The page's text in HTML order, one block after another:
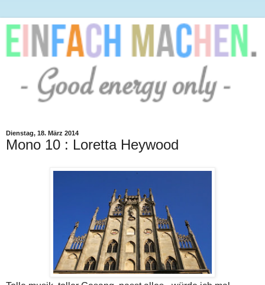
Dienstag, 18. März 2014
Mono 10 : Loretta Heywood